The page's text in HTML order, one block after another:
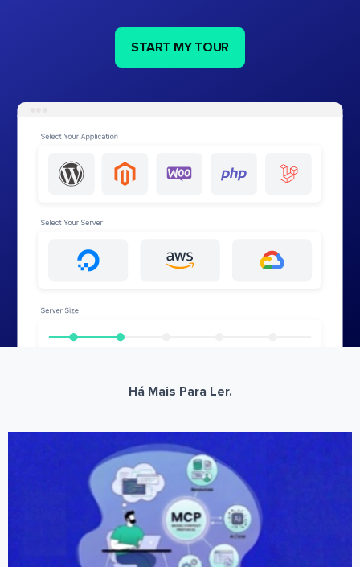
START MY TOUR
Há Mais Para Ler.